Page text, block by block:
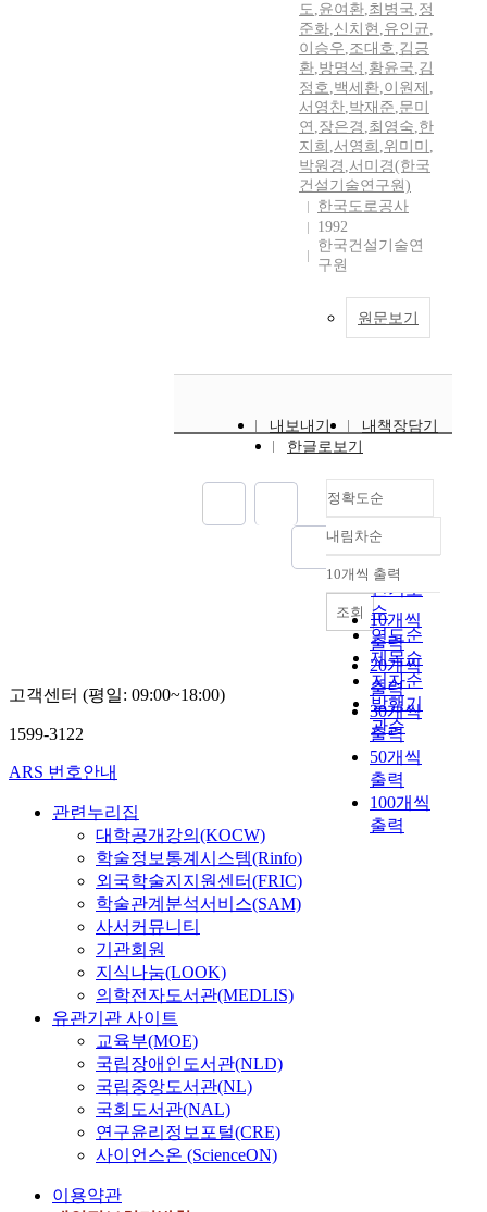
도,윤여환,최병국,정
준화,신치현 ,유인균,
이승우,조대호,김긍
환,방명석 ,황윤국,김
정호,백세환,이원제 ,
서영찬,박재준,문미
연 ,장은경 ,최영숙,한
지희 ,서영희 ,위미미 ,
박원경 ,서미경(한국
건설기술연구원)
한국도로공사
1992
한국건설기술연
구원
원문보기
내보내기
내책장담기
한글로보기
정확도순
정확도
순
인기도
순
연도순
제목순
저자순
발행기
관순
내림차순
내림차순
10개씩 출력
10개씩
출력
20개씩
출력
30개씩
출력
50개씩
출력
100개씩
출력
조회
고객센터 (평일: 09:00~18:00)
1599-3122
ARS 번호안내
관련누리집
대학공개강의(KOCW)
학술정보통계시스템(Rinfo)
외국학술지지원센터(FRIC)
학술관계분석서비스(SAM)
사서커뮤니티
기관회원
지식나눔(LOOK)
의학전자도서관(MEDLIS)
유관기관 사이트
교육부(MOE)
국립장애인도서관(NLD)
국립중앙도서관(NL)
국회도서관(NAL)
연구윤리정보포털(CRE)
사이언스온 (ScienceON)
이용약관